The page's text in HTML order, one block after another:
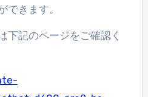
できます。
下記のページをご確認く